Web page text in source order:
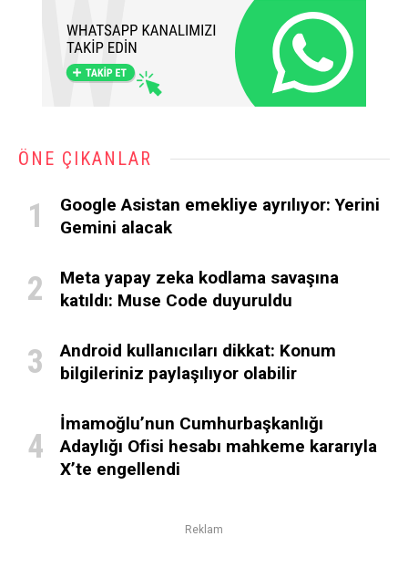
ÖNE ÇIKANLAR
Google Asistan emekliye ayrılıyor: Yerini
Gemini alacak
Meta yapay zeka kodlama savaşına
katıldı: Muse Code duyuruldu
Android kullanıcıları dikkat: Konum
bilgileriniz paylaşılıyor olabilir
İmamoğlu’nun Cumhurbaşkanlığı
Adaylığı Ofisi hesabı mahkeme kararıyla
X’te engellendi
Reklam